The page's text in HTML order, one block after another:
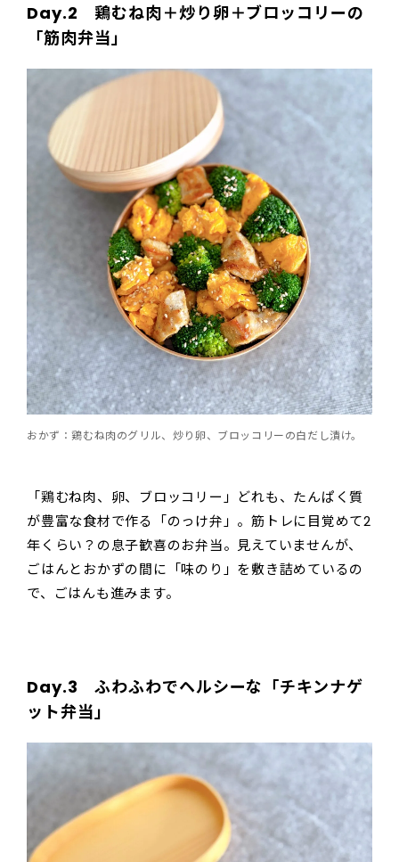
Day.2 鶏むね肉＋炒り卵＋ブロッコリーの
「筋肉弁当」
おかず：鶏むね肉のグリル、炒り卵、ブロッコリーの白だし漬け。
「鶏むね肉、卵、ブロッコリー」どれも、たんぱく質
が豊富な食材で作る「のっけ弁」。筋トレに目覚めて2
年くらい？の息子歓喜のお弁当。見えていませんが、
ごはんとおかずの間に「味のり」を敷き詰めているの
で、ごはんも進みます。
Day.3 ふわふわでヘルシーな「チキンナゲ
ット弁当」